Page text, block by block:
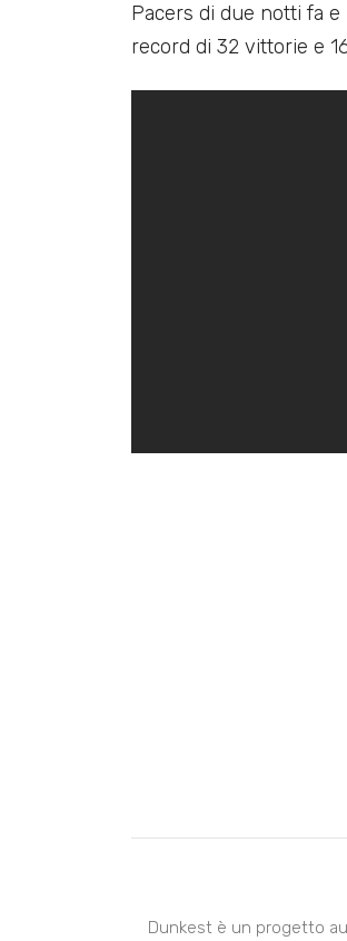
Pacers di due notti fa
record di 32 vittorie e
Dunkest è un progetto